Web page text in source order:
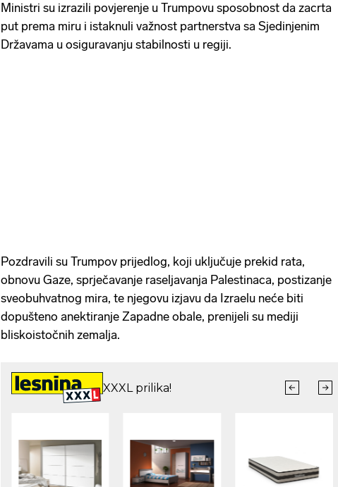
Ministri su izrazili povjerenje u Trumpovu sposobnost da zacrta
put prema miru i istaknuli važnost partnerstva sa Sjedinjenim
Državama u osiguravanju stabilnosti u regiji.
Pozdravili su Trumpov prijedlog, koji uključuje prekid rata,
obnovu Gaze, sprječavanje raseljavanja Palestinaca, postizanje
sveobuhvatnog mira, te njegovu izjavu da Izraelu neće biti
dopušteno anektiranje Zapadne obale, prenijeli su mediji
bliskoistočnih zemalja.